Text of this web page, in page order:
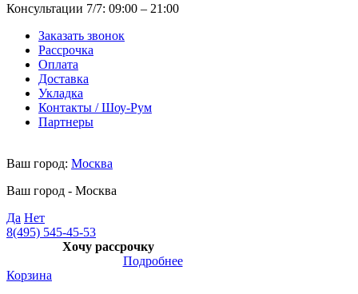
Консультации 7/7: 09:00 ‒ 21:00
Заказать звонок
Рассрочка
Оплата
Доставка
Укладка
Контакты / Шоу-Рум
Партнеры
Ваш город: Москва
Ваш город - Москва
Да Нет
8(495) 545-45-53
Хочу рассрочку
Подробнее
Корзина